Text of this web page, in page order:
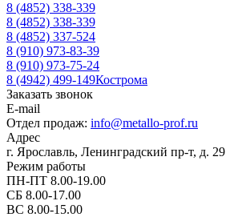
8 (4852) 338-339
8 (4852) 338-339
8 (4852) 337-524
8 (910) 973-83-39
8 (910) 973-75-24
8 (4942) 499-149Кострома
Заказать звонок
E-mail
Отдел продаж: info@metallo-prof.ru
Адрес
г. Ярославль, Ленинградский пр-т, д. 29
Режим работы
ПН-ПТ 8.00-19.00
СБ 8.00-17.00
ВС 8.00-15.00